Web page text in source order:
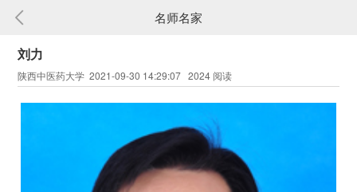
名师名家
刘力
陕西中医药大学 2021-09-30 14:29:07 2024 阅读